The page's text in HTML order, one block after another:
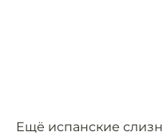
Ещё испанские